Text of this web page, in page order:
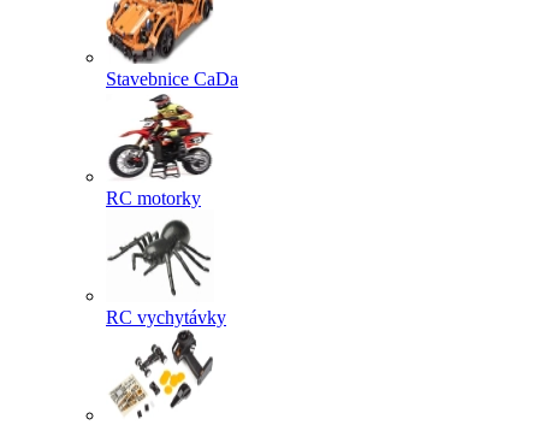
Stavebnice CaDa
RC motorky
RC vychytávky